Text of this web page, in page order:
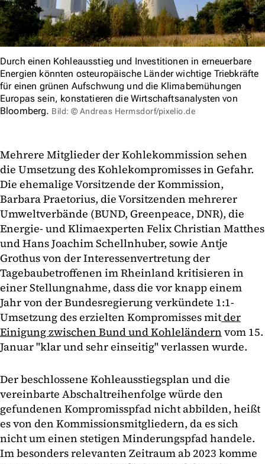
Durch einen Kohleausstieg und Investitionen in erneuerbare
Energien könnten osteuropäische Länder wichtige Triebkräfte
für einen grünen Aufschwung und die Klimabemühungen
Europas sein, konstatieren die Wirtschaftsanalysten von
Bloomberg. Bild: © Andreas Hermsdorf/pixelio.de
Mehrere Mitglieder der Kohlekommission sehen
die Umsetzung des Kohlekompromisses in Gefahr.
Die ehemalige Vorsitzende der Kommission,
Barbara Praetorius, die Vorsitzenden mehrerer
Umweltverbände (BUND, Greenpeace, DNR), die
Energie- und Klimaexperten Felix Christian Matthes
und Hans Joachim Schellnhuber, sowie Antje
Grothus von der Interessenvertretung der
Tagebaubetroffenen im Rheinland kritisieren in
einer Stellungnahme, dass die vor knapp einem
Jahr von der Bundesregierung verkündete 1:1-
Umsetzung des erzielten Kompromisses mitder
Einigung zwischen Bund und Kohleländern vom 15.
Januar "klar und sehr einseitig" verlassen wurde.
Der beschlossene Kohleausstiegsplan und die
vereinbarte Abschaltreihenfolge würde den
gefundenen Kompromisspfad nicht abbilden, heißt
es von den Kommissionsmitgliedern, da es sich
nicht um einen stetigen Minderungspfad handele.
Im besonders relevanten Zeitraum ab 2023 komme